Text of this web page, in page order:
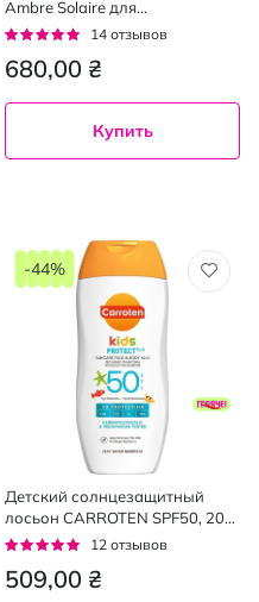
Ambre Solaire для
чувствительной кожи лица,
Рейтинг:
14 отзывов
680,00 ₴
Купить
Детский солнцезащитный
лосьон CARROTEN SPF50, 200
мл
Рейтинг:
12 отзывов
509,00 ₴
-44%